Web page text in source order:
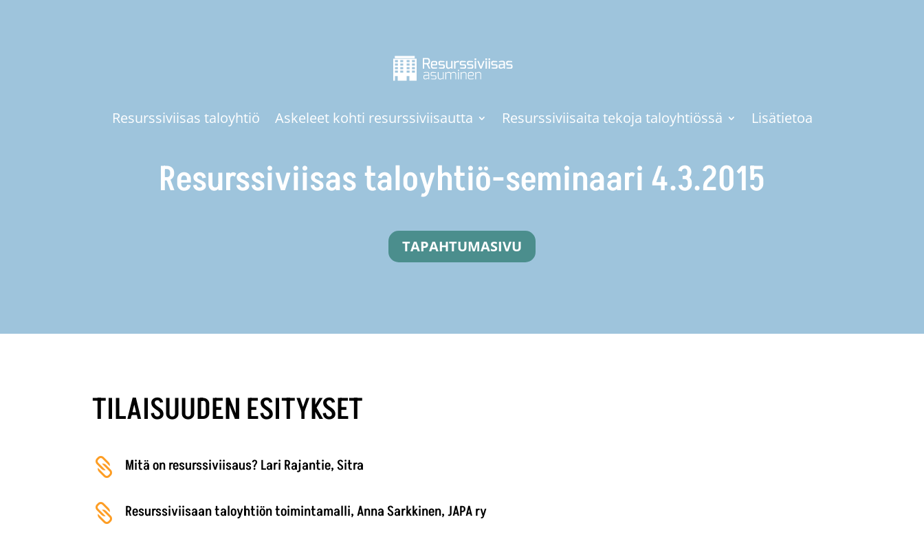
Resurssiviisas taloyhtiö Askeleet kohti resurssiviisautta Resurssiviisaita tekoja taloyhtiössä Lisätietoa
Resurssiviisas taloyhtiö-seminaari 4.3.2015
TAPAHTUMASIVU
TILAISUUDEN ESITYKSET
 Mitä on resurssiviisaus? Lari Rajantie, Sitra
 Resurssiviisaan taloyhtiön toimintamalli, Anna Sarkkinen, JAPA ry